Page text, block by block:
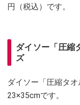
円（税込）です。
ダイソー「圧縮
ズ
ダイソー「圧縮タ
23×35cmです。